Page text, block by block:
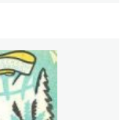
полезности